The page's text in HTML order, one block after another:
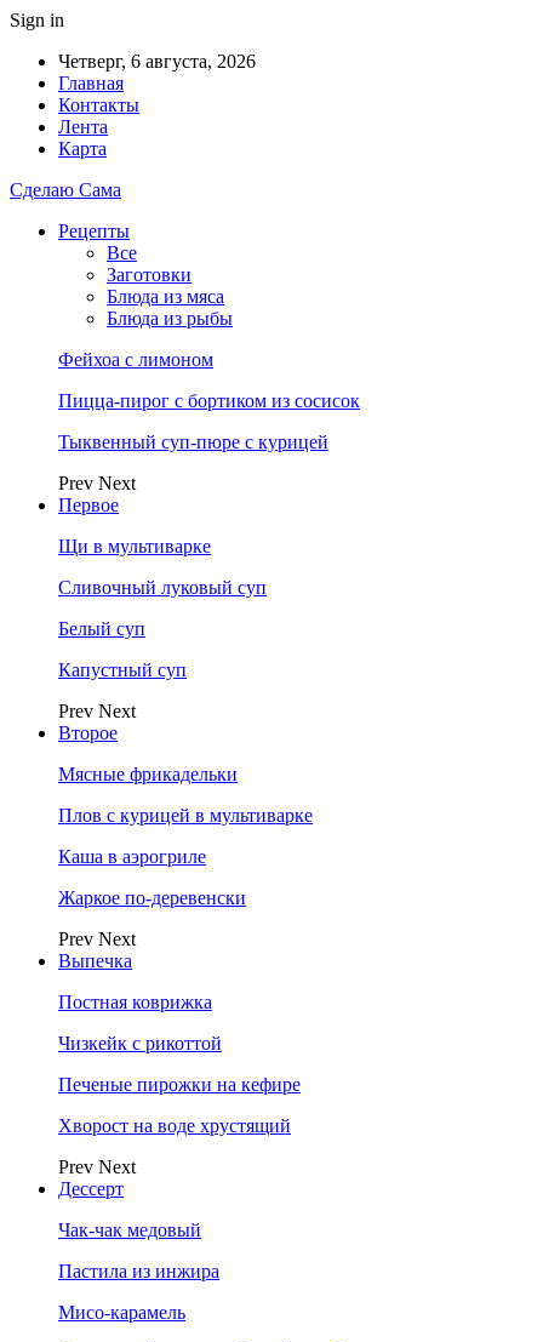
Sign in
Четверг, 6 августа, 2026
Главная
Контакты
Лента
Карта
Сделаю Сама
Рецепты
Все
Заготовки
Блюда из мяса
Блюда из рыбы
Фейхоа с лимоном
Пицца-пирог с бортиком из сосисок
Тыквенный суп-пюре с курицей
Prev Next
Первое
Щи в мультиварке
Сливочный луковый суп
Белый суп
Капустный суп
Prev Next
Второе
Мясные фрикадельки
Плов с курицей в мультиварке
Каша в аэрогриле
Жаркое по-деревенски
Prev Next
Выпечка
Постная коврижка
Чизкейк с рикоттой
Печеные пирожки на кефире
Хворост на воде хрустящий
Prev Next
Дессерт
Чак-чак медовый
Пастила из инжира
Мисо-карамель